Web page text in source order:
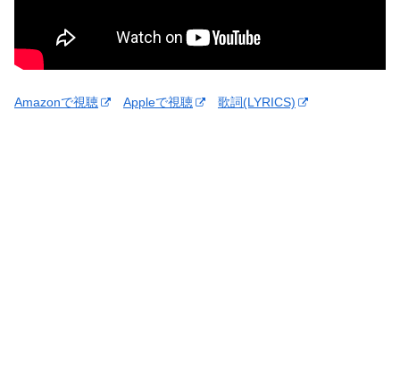
Amazonで視聴 Appleで視聴 歌詞(LYRICS)